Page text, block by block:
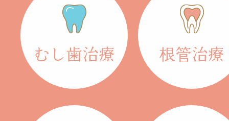
むし歯治療 根管治療